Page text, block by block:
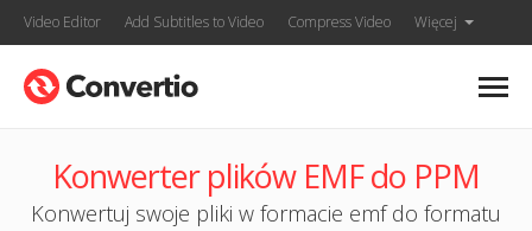
Video Editor Add Subtitles to Video Compress Video Więcej
Konwerter plików EMF do PPM
Konwertuj swoje pliki w formacie emf do formatu